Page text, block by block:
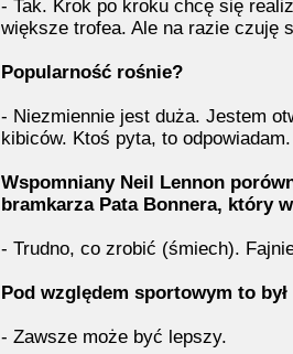
- Tak. Krok po kroku chcę się
większe trofea. Ale na razie czuję
Popularność rośnie?
- Niezmiennie jest duża. Jestem
kibiców. Ktoś pyta, to odpowiadam.
Wspomniany Neil Lennon
bramkarza Pata Bonnera, który
- Trudno, co zrobić (śmiech).
Pod względem sportowym to
- Zawsze może być lepszy.